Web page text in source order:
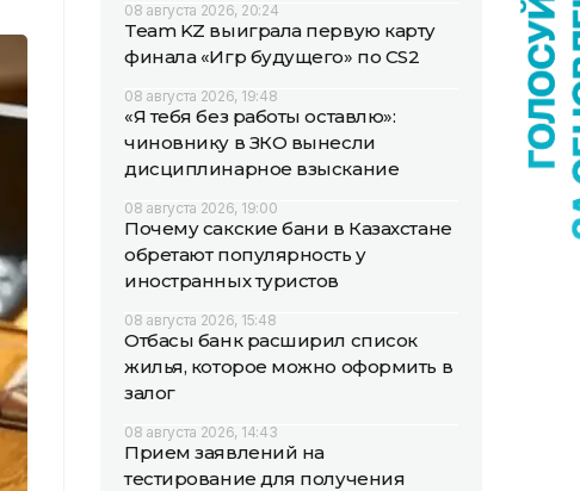
08 августа 2026, 20:24
Team KZ выиграла первую карту
финала «Игр будущего» по CS2
08 августа 2026, 19:48
«Я тебя без работы оставлю»:
чиновнику в ЗКО вынесли
дисциплинарное взыскание
08 августа 2026, 19:00
Почему сакские бани в Казахстане
обретают популярность у
иностранных туристов
08 августа 2026, 15:48
Отбасы банк расширил список
жилья, которое можно оформить в
залог
08 августа 2026, 14:43
Прием заявлений на
тестирование для получения